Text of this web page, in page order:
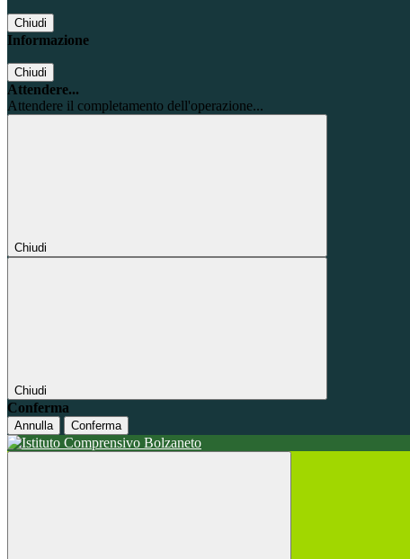
Chiudi
Informazione
Chiudi
Attendere...
Attendere il completamento dell'operazione...
Chiudi
Chiudi
Conferma
Annulla Conferma